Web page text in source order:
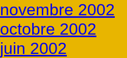
novembre 2002
octobre 2002
juin 2002